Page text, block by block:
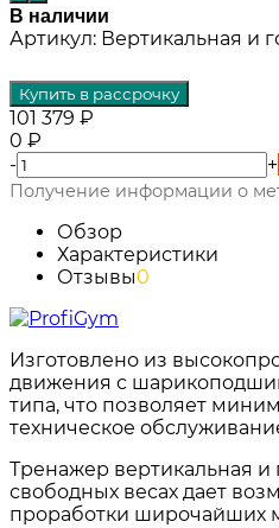
В наличии
Артикул: Вертикальная и
Купить в рассрочку
101 379 ₽
0 ₽
-
+
Получение информации о
Обзор
Характеристики
Отзывы0
Изготовлено из
движения с
типа, что позволяет
техническое
Тренажер вертикальная и
свободных весах дает
проработки широчайших